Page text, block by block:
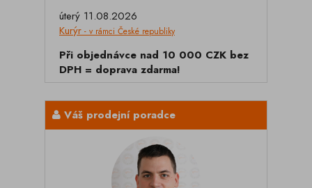
úterý 11.08.2026
Kurýr - v rámci České republiky
Při objednávce nad 10 000 CZK bez
DPH = doprava zdarma!
Váš prodejní poradce